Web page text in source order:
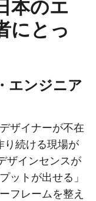
本のエ
にとっ
エンジニア
ザイナーが不在
り続ける現場が
ザインセンスが
ットが出せる」
フレームを整え